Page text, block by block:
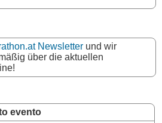
evento
Newsletter und wir
über die aktuellen